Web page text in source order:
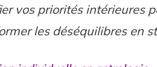
vos priorités intérieures
les déséquilibres en